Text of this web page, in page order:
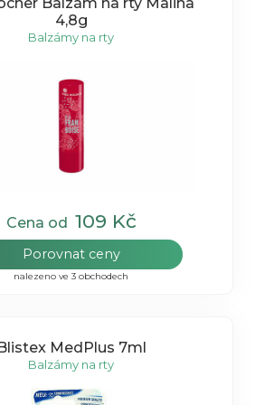
4,8g
Balzámy na rty
Cena od 109 Kč
Porovnat ceny
nalezeno ve 3 obchodech
Blistex MedPlus 7ml
Balzámy na rty